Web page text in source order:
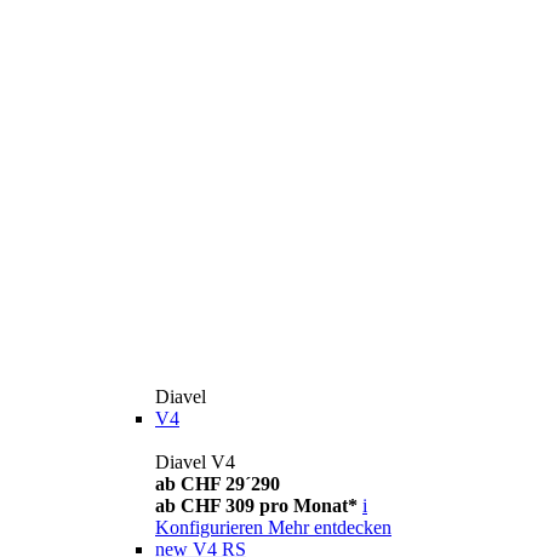
Diavel
V4
Diavel V4
ab CHF 29´290
ab CHF 309 pro Monat* i
Konfigurieren Mehr entdecken
new V4 RS